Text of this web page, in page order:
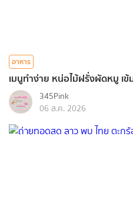
อาหาร
เมนูทำง่าย หน่อไม้ฝรั่งผัดหมู เ
345Pink
06 ส.ค. 2026